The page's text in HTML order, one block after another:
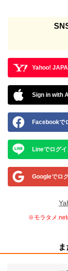
Yahoo!
Sign in with
Facebookで
Lineでログ
Googleでロ
※モラタメ.net